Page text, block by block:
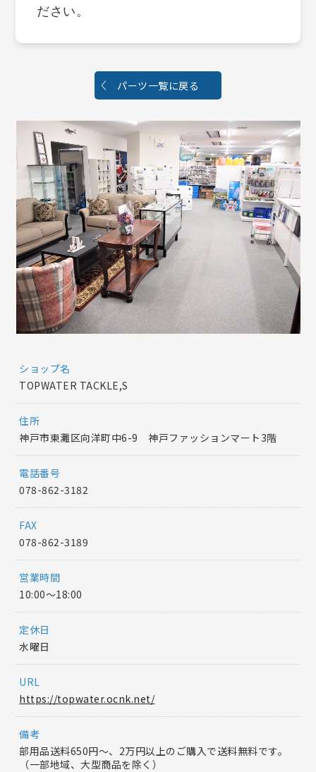
ださい。
パーツ一覧に戻る
ショップ名
TOPWATER TACKLE,S
住所
神戸市東灘区向洋町中6-9 神戸ファッションマート3階
電話番号
078-862-3182
FAX
078-862-3189
営業時間
10:00～18:00
定休日
水曜日
URL
https://topwater.ocnk.net/
備考
部用品送料650円～、2万円以上のご購入で送料無料です。
（一部地域、大型商品を除く）